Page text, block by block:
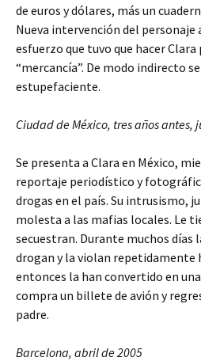
de euros y dólares, más un
Nueva intervención del personaje
esfuerzo que tuvo que hacer Clara
“mercancía”. De modo indirecto
estupefaciente.
Ciudad de México, tres años antes,
Se presenta a Clara en México,
reportaje periodístico y
drogas en el país. Su intrusismo,
molesta a las mafias locales. Le
secuestran. Durante muchos
drogan y la violan repetidamente
entonces la han convertido en
compra un billete de avión y
padre.
Barcelona, abril de 2005